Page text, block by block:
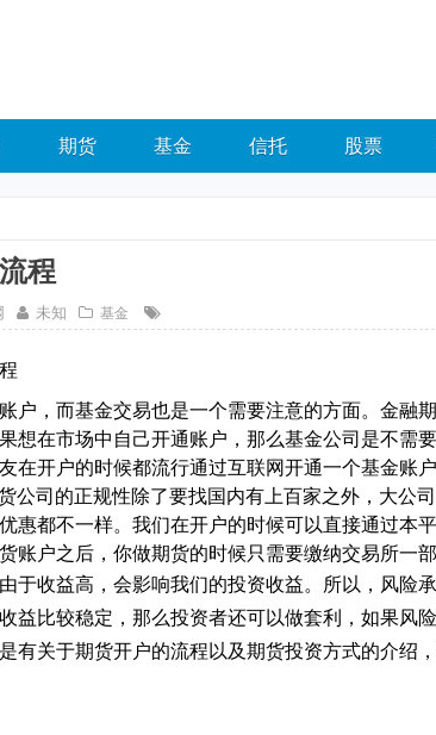
期货 基金 信托 股票
程
未知 基金
户，而基金交易也是一个需要注意的方面。金融
想在市场中自己开通账户，那么基金公司是不需
在开户的时候都流行通过互联网开通一个基金账
公司的正规性除了要找国内有上百家之外，大公
惠都不一样。我们在开户的时候可以直接通过本
账户之后，你做期货的时候只需要缴纳交易所一
于收益高，会影响我们的投资收益。所以，风险
益比较稳定，那么投资者还可以做套利，如果风
有关于期货开户的流程以及期货投资方式的介绍